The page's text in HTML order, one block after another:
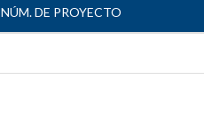
NÚM. DE PROYECTO